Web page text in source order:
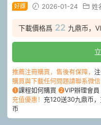
好課 2026-01-24 姓
下載價格爲 22 九鼎币，
推薦注冊購買，售後有保障，
購買與下載任何問題請聯系微
❶課程如何購買 ❷VIP辦理會員
充值優惠！ 充120送30九鼎币
币